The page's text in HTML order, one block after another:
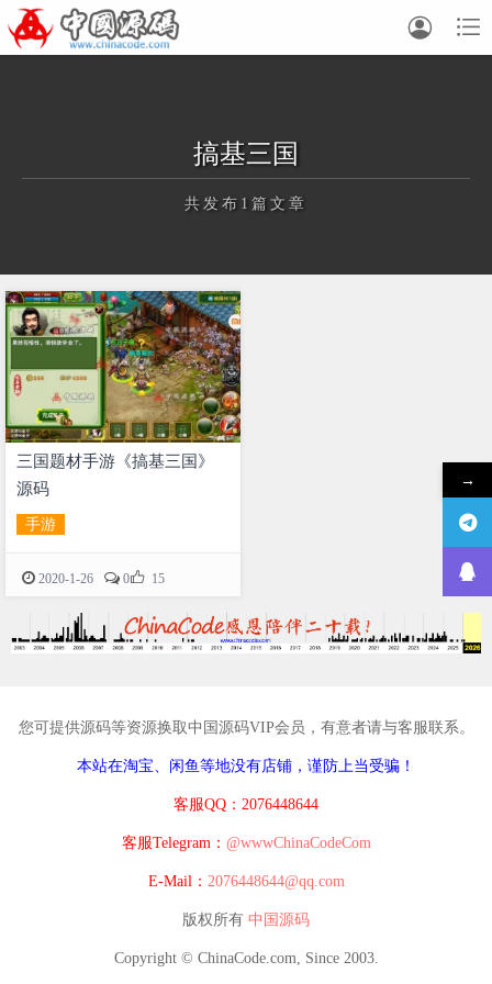


搞基三国
共发布1篇文章
正在为您加载新内容
三国题材手游《搞基三国》
源码
手游
2020-1-26 0 15
您可提供源码等资源换取中国源码VIP会员，有意者请与客服联系。
本站在淘宝、闲鱼等地没有店铺，谨防上当受骗！
客服QQ：2076448644
客服Telegram： @wwwChinaCodeCom
E-Mail： 2076448644@qq.com
版权所有 中国源码
Copyright © ChinaCode.com, Since 2003.
→